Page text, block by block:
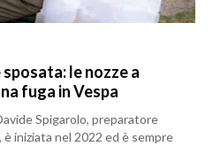
le nozze a
fuga in Vespa
Spigarolo, preparatore
iniziata nel 2022 ed è sempre